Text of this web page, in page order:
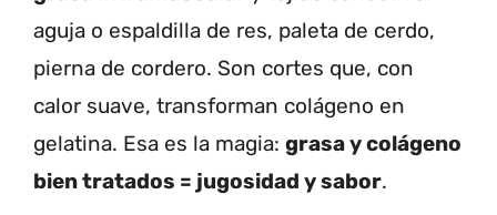
aguja o espaldilla de res, paleta de cerdo,
pierna de cordero. Son cortes que, con
calor suave, transforman colágeno en
gelatina. Esa es la magia: grasa y colágeno
bien tratados = jugosidad y sabor.